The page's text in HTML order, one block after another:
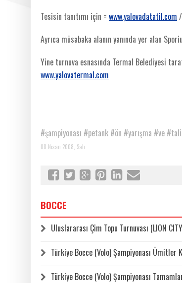
Tesisin tanıtımı için = www.yalovadatatil.com /
Ayrıca müsabaka alanın yanında yer alan
Yine turnuva esnasında Termal Belediyesi
www.yalovatermal.com
#şampiyonası #petank #ön #yarışma #ve
08 Nisan 2008, Salı
BOCCE
Uluslararası Çim Topu Turnuvası (LION
Türkiye Bocce (Volo) Şampiyonası Ümitler
Türkiye Bocce (Volo) Şampiyonası